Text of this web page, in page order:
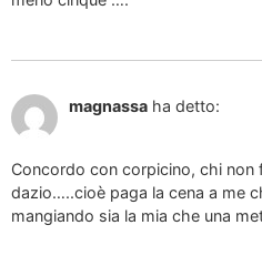
magnassa ha detto:
Concordo con corpicino, chi non
dazio…..cioè paga la cena a me
mangiando sia la mia che una